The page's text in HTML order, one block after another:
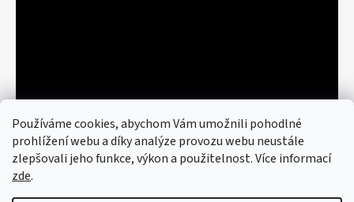
Používáme cookies, abychom Vám umožnili pohodlné
prohlížení webu a díky analýze provozu webu neustále
zlepšovali jeho funkce, výkon a použitelnost. Více informací
zde.